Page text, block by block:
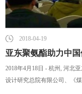
2018-04-19
亚东聚氨酯助力中
2018年4月18日 - 杭州, 河北
设计研究总院有限公司、《